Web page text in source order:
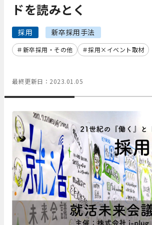
ドを読みとく
採用 新卒採用手法
新卒採用・その他 採用×イベント取材
最終更新日： 2023.01.05